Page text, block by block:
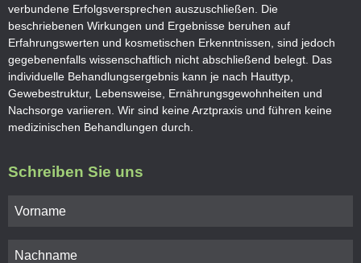
verbundene Erfolgsversprechen auszuschließen. Die
beschriebenen Wirkungen und Ergebnisse beruhen auf
Erfahrungswerten und kosmetischen Erkenntnissen, sind jedoch
gegebenenfalls wissenschaftlich nicht abschließend belegt. Das
individuelle Behandlungsergebnis kann je nach Hauttyp,
Gewebestruktur, Lebensweise, Ernährungsgewohnheiten und
Nachsorge variieren. Wir sind keine Arztpraxis und führen keine
medizinischen Behandlungen durch.
Schreiben Sie uns